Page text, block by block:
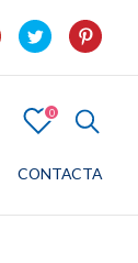
0
CONTACTA
4
CONTACTA